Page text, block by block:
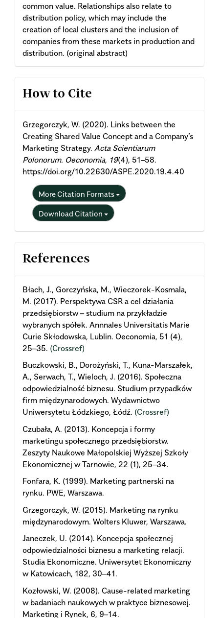
common value. Relationships also relate to
distribution policy, which may include the
creation of local clusters and the inclusion of
companies from these markets in production and
distribution. (original abstract)
Article
Details
How to Cite
Grzegorczyk, W. (2020). Links between the
Creating Shared Value Concept and a Company’s
Marketing Strategy. Acta Scientiarum
Polonorum. Oeconomia, 19(4), 51–58.
https://doi.org/10.22630/ASPE.2020.19.4.40
More Citation Formats
Download Citation
References
Błach, J., Gorczyńska, M., Wieczorek-Kosmala,
M. (2017). Perspektywa CSR a cel działania
przedsiębiorstw – studium na przykładzie
wybranych spółek. Annnales Universitatis Marie
Curie Skłodowska, Lublin. Oeconomia, 51 (4),
25–35. (Crossref)
Buczkowski, B., Dorożyński, T., Kuna-Marszałek,
A., Serwach, T., Wieloch, J. (2016). Społeczna
odpowiedzialność biznesu. Studium przypadków
firm międzynarodowych. Wydawnictwo
Uniwersytetu Łódzkiego, Łódź. (Crossref)
Czubała, A. (2013). Koncepcja i formy
marketingu społecznego przedsiębiorstw.
Zeszyty Naukowe Małopolskiej Wyższej Szkoły
Ekonomicznej w Tarnowie, 22 (1), 25–34.
Fonfara, K. (1999). Marketing partnerski na
rynku. PWE, Warszawa.
Grzegorczyk, W. (2015). Marketing na rynku
międzynarodowym. Wolters Kluwer, Warszawa.
Janeczek, U. (2014). Koncepcja społecznej
odpowiedzialności biznesu a marketing relacji.
Studia Ekonomiczne. Uniwersytet Ekonomiczny
w Katowicach, 182, 30–41.
Kozłowski, W. (2008). Cause-related marketing
w badaniach naukowych w praktyce biznesowej.
Marketing i Rynek, 6, 9–14.